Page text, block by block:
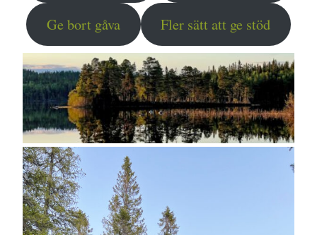
Ge bort gåva Fler sätt att ge stöd